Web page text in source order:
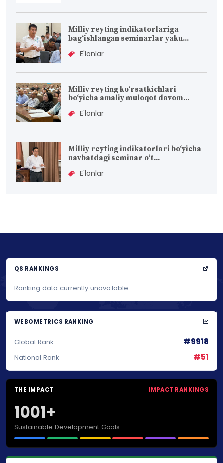
Milliy reyting indikatorlariga
bag‘ishlangan seminarlar yaku...
E'lonlar
Milliy reyting ko‘rsatkichlari
bo‘yicha amaliy muloqot davom...
E'lonlar
Milliy reyting indikatorlari bo‘yicha
navbatdagi seminar o‘t...
E'lonlar
QS RANKINGS
Ranking data currently unavailable.
WEBOMETRICS RANKING
Global Rank #9918
National Rank #51
THE IMPACT IMPACT RANKINGS
1001+
Sustainable Development Goals